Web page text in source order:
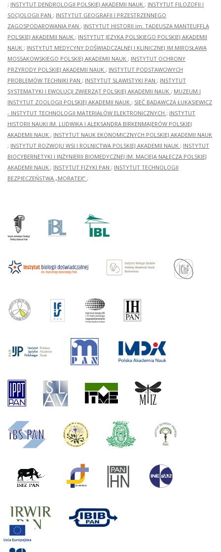
; INSTYTUT DENDROLOGII POLSKIEJ AKADEMII NAUK ; INSTYTUT FILOZOFII I
SOCJOLOGII PAN ; INSTYTUT GEOGRAFII I PRZESTRZENNEGO
ZAGOSPODAROWANIA PAN ; INSTYTUT HISTORII im. TADEUSZA MANTEUFFLA
POLSKIEJ AKADEMII NAUK ; INSTYTUT JĘZYKA POLSKIEGO POLSKIEJ AKADEMII
NAUK ; INSTYTUT MEDYCYNY DOŚWIADCZALNEJ I KLINICZNEJ IM.MIROSŁAWA
MOSSAKOWSKIEGO POLSKIEJ AKADEMII NAUK ; INSTYTUT OCHRONY
PRZYRODY POLSKIEJ AKADEMII NAUK ; INSTYTUT PODSTAWOWYCH
PROBLEMÓW TECHNIKI PAN ; INSTYTUT SLAWISTYKI PAN ; INSTYTUT
SYSTEMATYKI I EWOLUCJI ZWIERZĄT POLSKIEJ AKADEMII NAUK ; MUZEUM I
INSTYTUT ZOOLOGII POLSKIEJ AKADEMII NAUK ; SIEĆ BADAWCZA ŁUKASIEWICZ
- INSTYTUT TECHNOLOGII MATERIAŁÓW ELEKTRONICZNYCH ; INSTYTUT
HISTORII NAUKI IM. LUDWIKA I ALEKSANDRA BIRKENMAJERÓW POLSKIEJ
AKADEMII NAUK ; INSTYTUT NAUK EKONOMICZNYCH POLSKIEJ AKADEMII NAUK
; INSTYTUT ROZWOJU WSI I ROLNICTWA POLSKIEJ AKADEMII NAUK ; INSTYTUT
BIOCYBERNETYKI I INŻYNIERII BIOMEDYCZNEJ IM. MACIEJA NAŁĘCZA POLSKIEJ
AKADEMII NAUK ; INSTYTUT FIZYKI PAN ; INSTYTUT TECHNOLOGII
BEZPIECZEŃSTWA „MORATEX” ;